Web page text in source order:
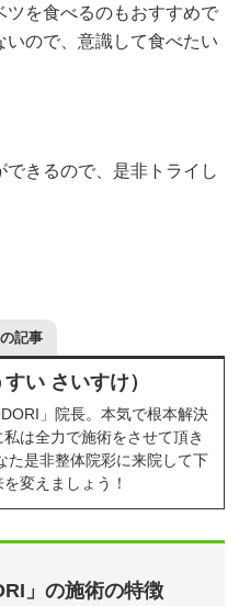
ツを食べるのもおすすめで
ので、意識して食べたい
きるので、是非トライし
記事
い さいすけ）
」院長。本気で根本解決
は全力で施術をさせて頂き
た是非整体院彩に来院して下
変えましょう！
」の施術の特徴